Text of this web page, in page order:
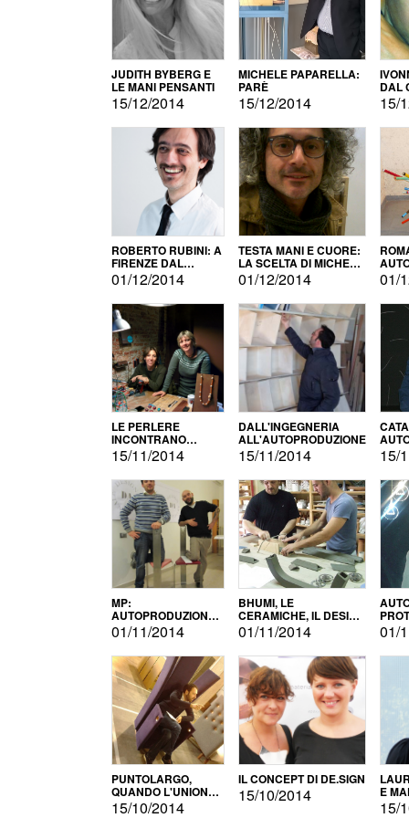
JUDITH BYBERG E
LE MANI PENSANTI
15/12/2014
MICHELE PAPARELLA:
PARÈ
15/12/2014
DAL
15/
ROBERTO RUBINI: A
FIRENZE DAL
PRODOTTO ALLA
PROMOZIONE
01/12/2014
TESTA MANI E CUORE:
LA SCELTA DI MICHELE
BARBERIO
01/12/2014 01/
LE PERLERE
INCONTRANO
L'AUTOPRODUZIONE
15/11/2014
DALL'INGEGNERIA
ALL'AUTOPRODUZIONE
15/11/2014 15/
MP:
AUTOPRODUZIONE
E INNOVAZIONE
01/11/2014
BHUMI, LE
CERAMICHE, IL DESIGN
E L'AUTOPRODUZIONE
01/11/2014 01/
PUNTOLARGO,
QUANDO L'UNIONE
FA LA FORZA E
15/10/2014
IL CONCEPT DI DE.SIGN
15/10/2014 E
15/